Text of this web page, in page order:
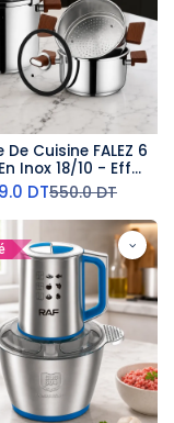
Cuisine FALEZ 6
Inox 18/10 - Effet
Bois
DT550.0DT